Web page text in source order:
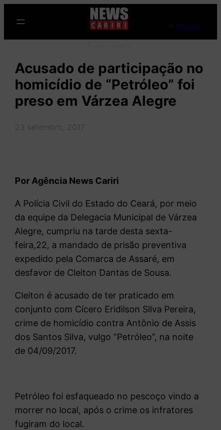
para
o
Ao Vivo
Acusado de participação no
homicídio de “Petróleo” foi
preso em Várzea Alegre
23 setembro, 2017
Por Agência News Cariri
A Polícia Civil do Estado do Ceará, por meio
da equipe da Delegacia Municipal de Várzea
Alegre, cumpriu na tarde desta sexta-
feira,22, a mandado de prisão preventiva
expedido pela Comarca de Assaré, em
desfavor de Cleiton Dantas de Sousa.
Cleiton é acusado de ter praticado em
conjunto com Cícero Eridilson Silva Pereira,
crime de homicídio contra Antônio de Assis
dos Santos Silva, vulgo “Petróleo”, na noite
de 04/09/2017.
Petróleo foi esfaqueado no pescoço vindo a
morrer no local, após o crime os infratores
fugiram do local.